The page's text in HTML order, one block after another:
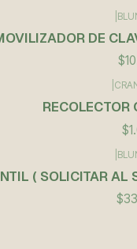
DE
RECOLECTOR
( SOLICITAR